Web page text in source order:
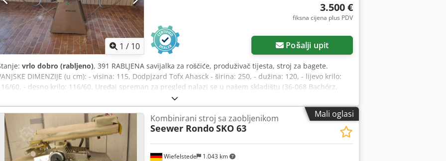
1 / 10
3.500 €
fiksna cijena plus PDV
Pošalji upit
vrlo dobro (rabljeno), 391 RABLJENA savijalka za roščiće, produživač tijesta, stroj za bagete.
DIMENZIJE (u cm): - visina: 115, Dodpjzard Tofx Ahasck - širina: 250, - dužina: 120, - lijevo krilo:
60, - desno krilo: 116/60. Uređaj spreman za pregled nalazi se u našem skladištu (36-068 Bachórz,
Poljska). Dostupne dodatne opcije uz doplatu: remont / transport / montaža / puštanje u rad. Navedena
je neto cijena. GOVORIMO ENGLESKI, NJEMAČKI, FRANCUSKI, RUSKI, UKRAJINSKI.
Mali oglasi
Wiefelstede 1.043 km
Kombinirani stroj sa zaobljenikom
Seewer RondoSKO 63